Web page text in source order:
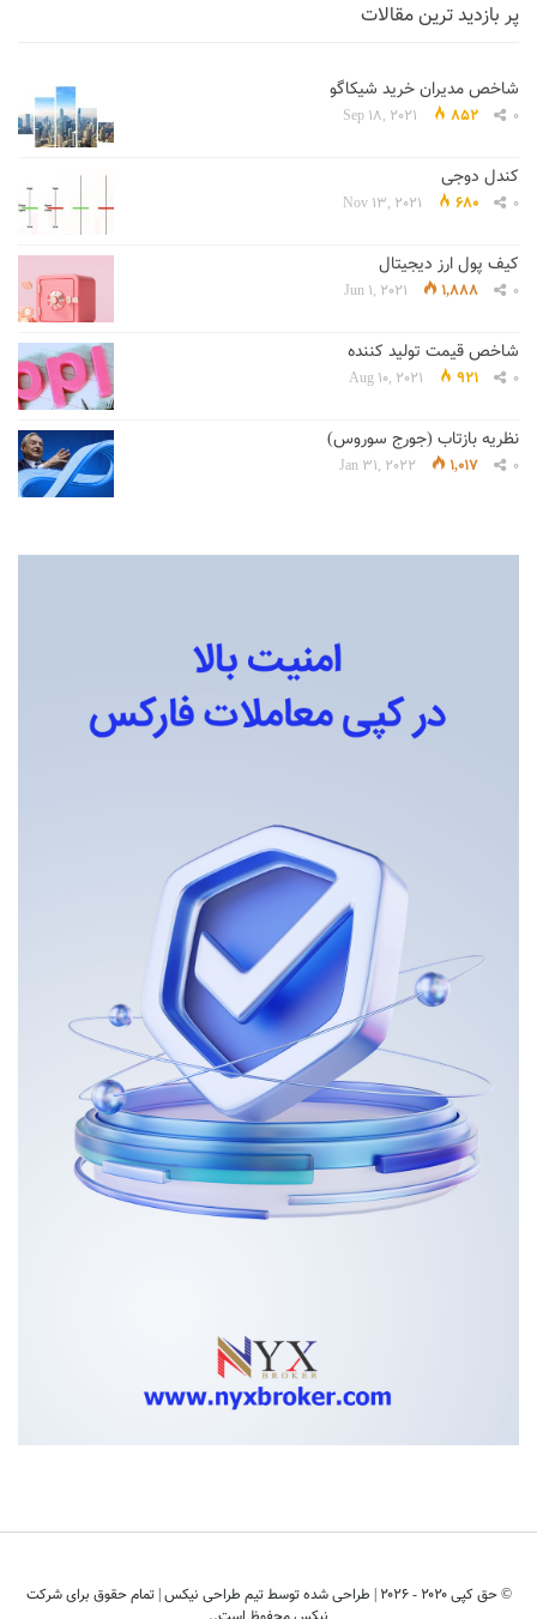
پر بازدید ترین مقالات
شاخص مدیران خرید شیکاگو
Sep 18, 2021 852 0
کندل دوجی
Nov 13, 2021 680 0
کیف پول ارز دیجیتال
Jun 1, 2021 1,888 0
شاخص قیمت تولید کننده
Aug 10, 2021 921 0
نظریه بازتاب (جورج سوروس)
Jan 31, 2022 1,017 0
© حق کپی ۲۰۲۰ - ۲۰۲6 | طراحی شده توسط تیم طراحی نیکس| تمام حقوق برای شرکت